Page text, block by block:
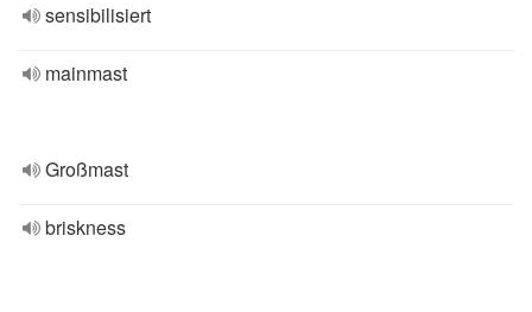
sensibilisiert
mainmast
Großmast
briskness